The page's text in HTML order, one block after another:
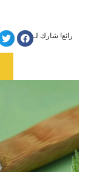
رائع! شارك لـ